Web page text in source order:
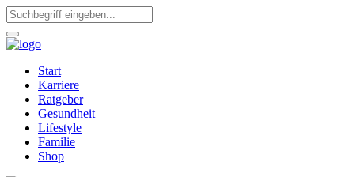
Start
Karriere
Ratgeber
Gesundheit
Lifestyle
Familie
Shop